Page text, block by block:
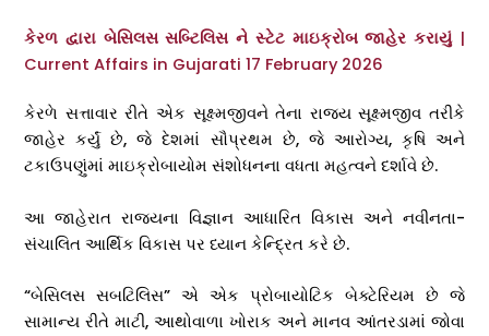
કેરળ દ્વારા બેસિલસ સબ્ટિલિસ ને સ્ટેટ માઇક્રોબ જાહેર કરાયું |
Current Affairs in Gujarati 17 February 2026
કેરળે સત્તાવાર રીતે એક સૂક્ષ્મજીવને તેના રાજ્ય સૂક્ષ્મજીવ તરીકે
જાહેર કર્યું છે, જે દેશમાં સૌપ્રથમ છે, જે આરોગ્ય, કૃષિ અને
ટકાઉપણુંમાં માઇક્રોબાયોમ સંશોધનના વધતા મહત્વને દર્શાવે છે.
આ જાહેરાત રાજ્યના વિજ્ઞાન આધારિત વિકાસ અને નવીનતા-
સંચાલિત આર્થિક વિકાસ પર ધ્યાન કેન્દ્રિત કરે છે.
“બેસિલસ સબટિલિસ” એ એક પ્રોબાયોટિક બેક્ટેરિયમ છે જે
સામાન્ય રીતે માટી, આથોવાળા ખોરાક અને માનવ આંતરડામાં જોવા